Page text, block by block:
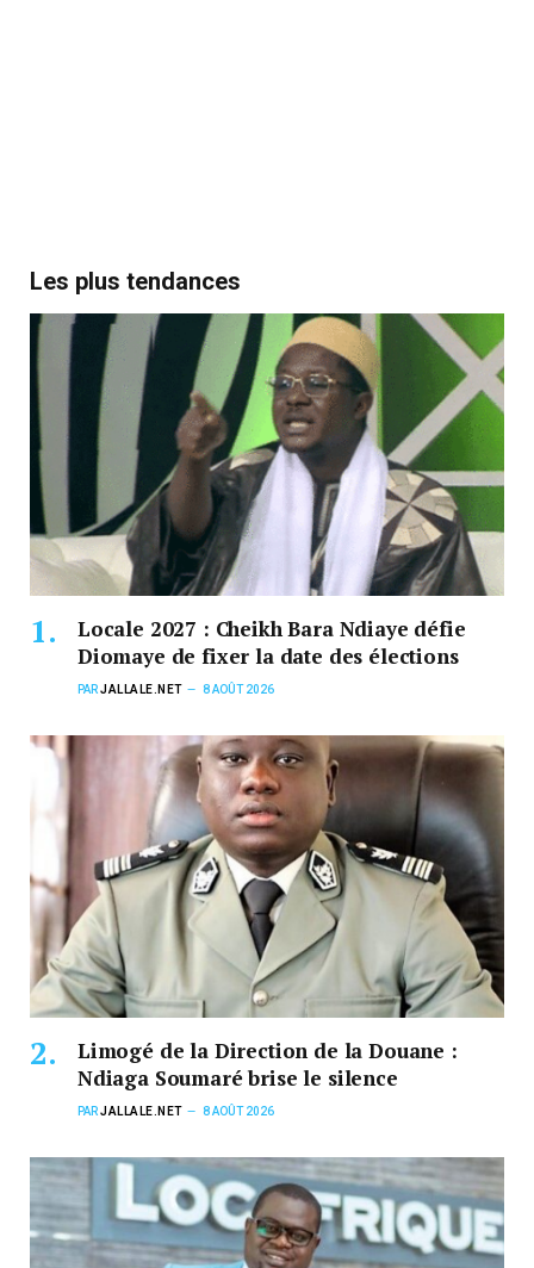
Les plus tendances
Locale 2027 : Cheikh Bara Ndiaye défie
Diomaye de fixer la date des élections
PARJALLALE.NET 8 AOÛT 2026
Limogé de la Direction de la Douane :
Ndiaga Soumaré brise le silence
PARJALLALE.NET 8 AOÛT 2026